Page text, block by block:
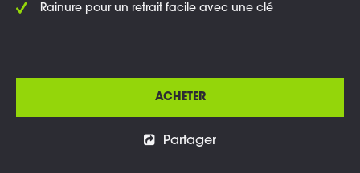
Rainure pour un retrait facile avec une clé
ACHETER
Partager